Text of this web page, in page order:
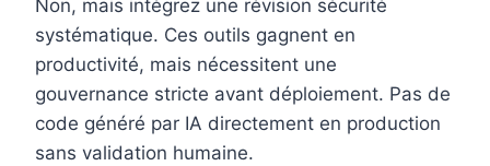
Non, mais intégrez une révision sécurité
systématique. Ces outils gagnent en
productivité, mais nécessitent une
gouvernance stricte avant déploiement. Pas de
code généré par IA directement en production
sans validation humaine.